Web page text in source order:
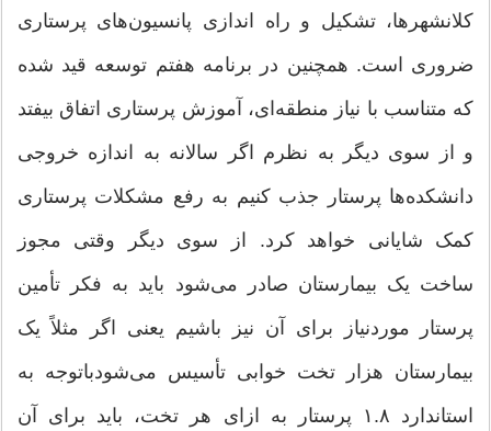
کلانشهرها، تشکیل و راه اندازی پانسیون‌های پرستاری
ضروری است. همچنین در برنامه هفتم توسعه قید شده
که متناسب با نیاز منطقه‌ای، آموزش پرستاری اتفاق بیفتد
و از سوی دیگر به نظرم اگر سالانه به اندازه خروجی
دانشکده‌ها پرستار جذب کنیم به رفع مشکلات پرستاری
کمک شایانی خواهد کرد. از سوی دیگر وقتی مجوز
ساخت یک بیمارستان صادر می‌شود باید به فکر تأمین
پرستار موردنیاز برای آن نیز باشیم یعنی اگر مثلاً یک
بیمارستان هزار تخت خوابی تأسیس می‌شودباتوجه به
استاندارد ۱.۸ پرستار به ازای هر تخت، باید برای آن